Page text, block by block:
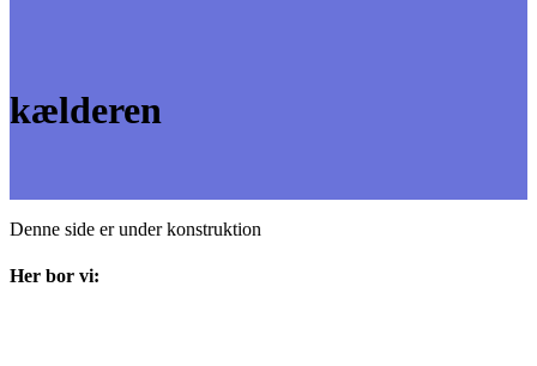
kælderen
Denne side er under konstruktion
Her bor vi: